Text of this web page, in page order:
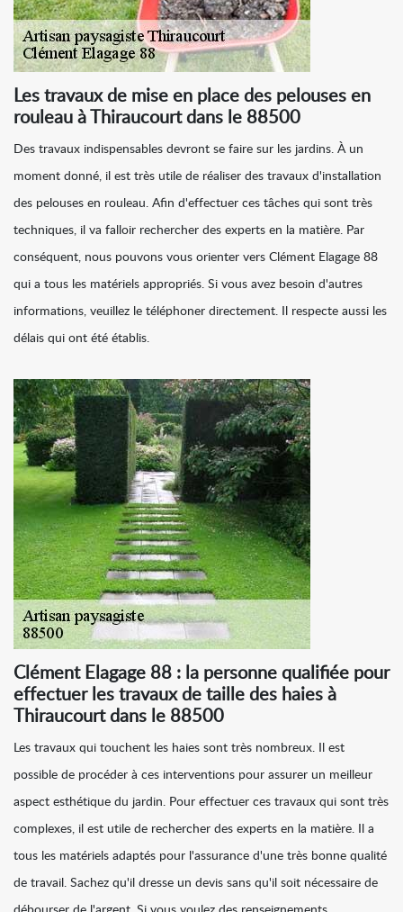
Les travaux de mise en place des pelouses en
rouleau à Thiraucourt dans le 88500
Des travaux indispensables devront se faire sur les jardins. À un
moment donné, il est très utile de réaliser des travaux d'installation
des pelouses en rouleau. Afin d'effectuer ces tâches qui sont très
techniques, il va falloir rechercher des experts en la matière. Par
conséquent, nous pouvons vous orienter vers Clément Elagage 88
qui a tous les matériels appropriés. Si vous avez besoin d'autres
informations, veuillez le téléphoner directement. Il respecte aussi les
délais qui ont été établis.
Clément Elagage 88 : la personne qualifiée pour
effectuer les travaux de taille des haies à
Thiraucourt dans le 88500
Les travaux qui touchent les haies sont très nombreux. Il est
possible de procéder à ces interventions pour assurer un meilleur
aspect esthétique du jardin. Pour effectuer ces travaux qui sont très
complexes, il est utile de rechercher des experts en la matière. Il a
tous les matériels adaptés pour l'assurance d'une très bonne qualité
de travail. Sachez qu'il dresse un devis sans qu'il soit nécessaire de